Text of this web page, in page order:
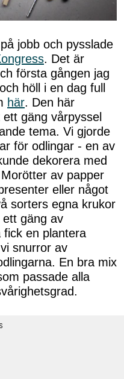
jobb och pysslade
. Det är
första gången jag
höll i en dag full
här. Den här
gäng vårpyssel
tema. Vi gjorde
för odlingar - en av
dekorera med
av papper
eller något
sorters egna krukor
gäng av
fick en plantera
snurror av
En bra mix
passade alla